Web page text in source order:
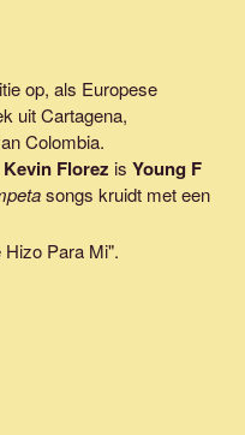
op, als Europese
uit Cartagena,
Colombia.
Kevin Florez is Young F
songs kruidt met een
Hizo Para Mi".